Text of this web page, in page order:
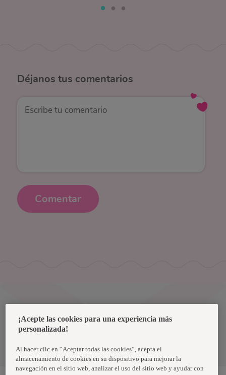
Déjanos tus comentarios
Comentar
Términos y condiciones
¡Acepte las cookies para una experiencia más
personalizada!
Al hacer clic en “Aceptar todas las cookies”, acepta el
almacenamiento de cookies en su dispositivo para mejorar la
navegación en el sitio web, analizar el uso del sitio web y ayudar con